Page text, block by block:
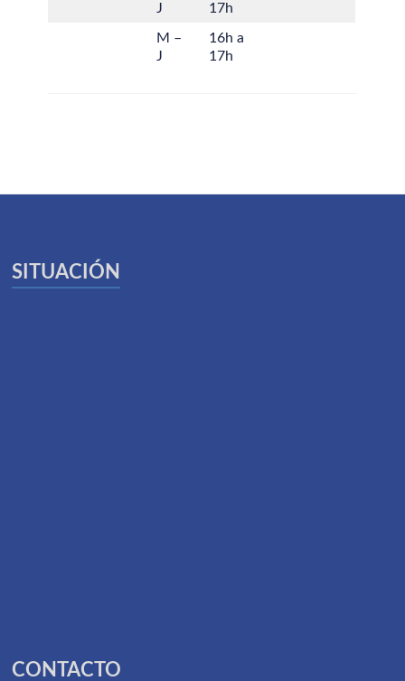
J
17h
M –
J
16h a
17h
SITUACIÓN
CONTACTO